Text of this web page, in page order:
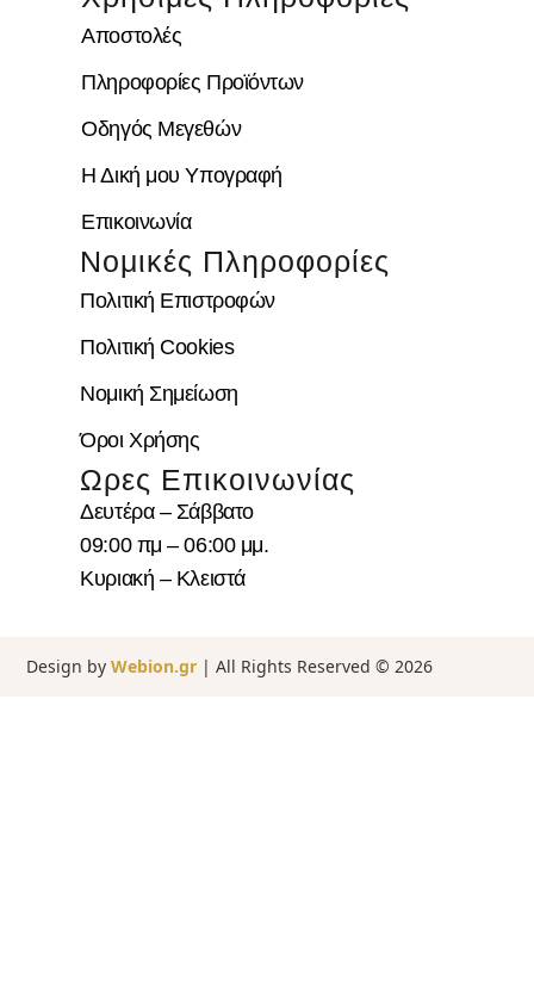
Αποστολές
Πληροφορίες Προϊόντων
Οδηγός Μεγεθών
Η Δική μου Υπογραφή
Επικοινωνία
Νομικές Πληροφορίες
Πολιτική Επιστροφών
Πολιτική Cookies
Νομική Σημείωση
Όροι Χρήσης
Ωρες Επικοινωνίας
Δευτέρα – Σάββατο
09:00 πμ – 06:00 μμ.
Κυριακή – Κλειστά
Design byWebion.gr | All Rights Reserved © 2026